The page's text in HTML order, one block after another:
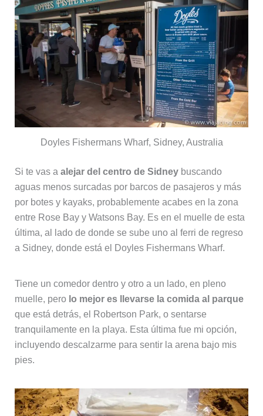
Doyles Fishermans Wharf, Sidney, Australia
Si te vas a alejar del centro de Sidneybuscando
aguas menos surcadas por barcos de pasajeros y más
por botes y kayaks, probablemente acabes en la zona
entre Rose Bay y Watsons Bay. Es en el muelle de esta
última, al lado de donde se sube uno al ferri de regreso
a Sidney, donde está el Doyles Fishermans Wharf.
Tiene un comedor dentro y otro a un lado, en pleno
muelle, pero lo mejor es llevarse la comida al parque
que está detrás, el Robertson Park, o sentarse
tranquilamente en la playa. Esta última fue mi opción,
incluyendo descalzarme para sentir la arena bajo mis
pies.